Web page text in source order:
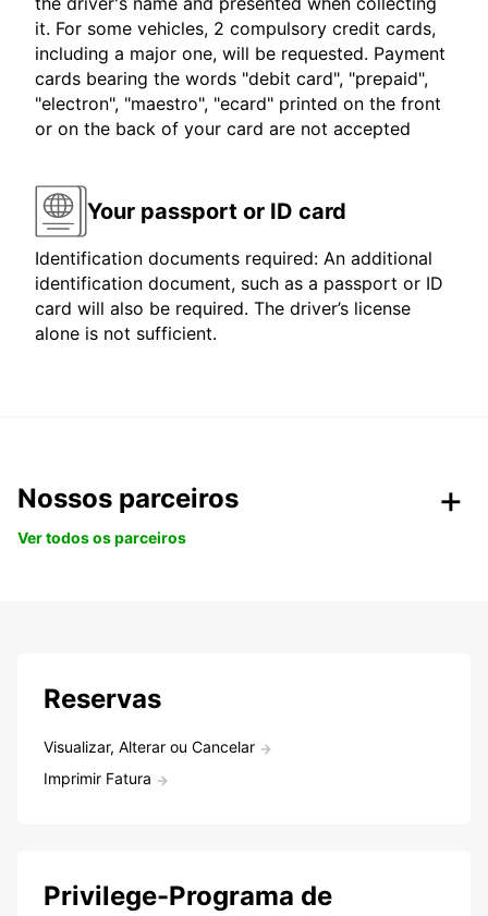
it. For some vehicles, 2 compulsory credit cards,
including a major one, will be requested. Payment
cards bearing the words "debit card", "prepaid",
"electron", "maestro", "ecard" printed on the front
or on the back of your card are not accepted
Your passport or ID card
Identification documents required: An additional
identification document, such as a passport or ID
card will also be required. The driver’s license
alone is not sufficient.
Nossos parceiros
Ver todos os parceiros
Reservas
Visualizar, Alterar ou Cancelar
Imprimir Fatura
Privilege-Programa de